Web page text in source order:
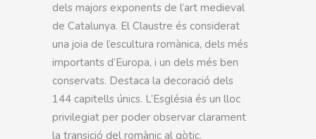
dels majors exponents de l’art medieval
de Catalunya. El Claustre és considerat
una joia de l’escultura romànica, dels més
importants d’Europa, i un dels més ben
conservats. Destaca la decoració dels
144 capitells únics. L’Església és un lloc
privilegiat per poder observar clarament
la transició del romànic al gòtic.